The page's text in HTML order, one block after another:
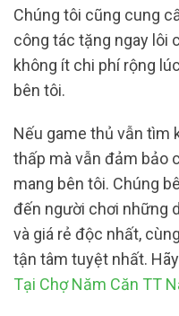
Chúng tôi cũng cung
công tác tặng ngay lôi
không ít chi phí rộng
bên tôi.
Nếu game thủ vẫn tìm
thấp mà vẫn đảm bảo
mang bên tôi. Chúng
đến người chơi những
và giá rẻ độc nhất,
tận tâm tuyệt nhất.
Tại Chợ Năm Căn TT